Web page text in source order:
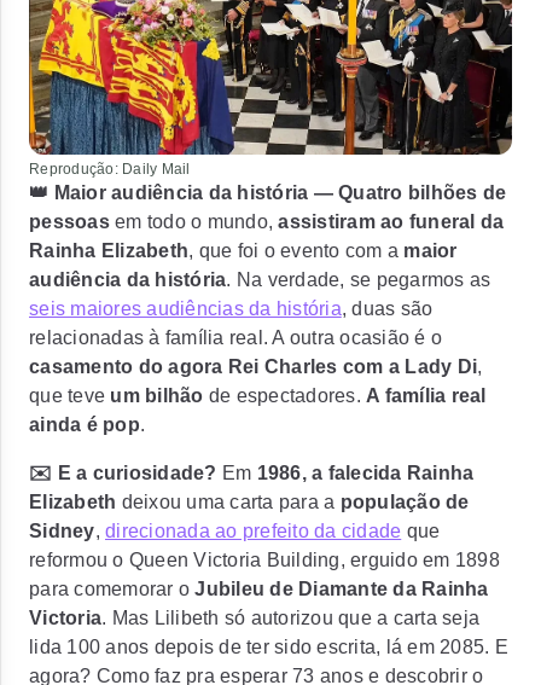
Reprodução: Daily Mail
👑 Maior audiência da história — Quatro bilhões de
pessoasem todo o mundo, assistiram ao funeral da
Rainha Elizabeth, que foi o evento com a maior
audiência da história. Na verdade, se pegarmos as
seis maiores audiências da história, duas são
relacionadas à família real. A outra ocasião é o
casamento do agora Rei Charles com a Lady Di,
que teve um bilhão de espectadores. A família real
ainda é pop.
✉️ E a curiosidade? Em 1986, a falecida Rainha
Elizabeth deixou uma carta para a população de
Sidney, direcionada ao prefeito da cidade que
reformou o Queen Victoria Building, erguido em 1898
para comemorar o Jubileu de Diamante da Rainha
Victoria. Mas Lilibeth só autorizou que a carta seja
lida 100 anos depois de ter sido escrita, lá em 2085. E
agora? Como faz pra esperar 73 anos e descobrir o